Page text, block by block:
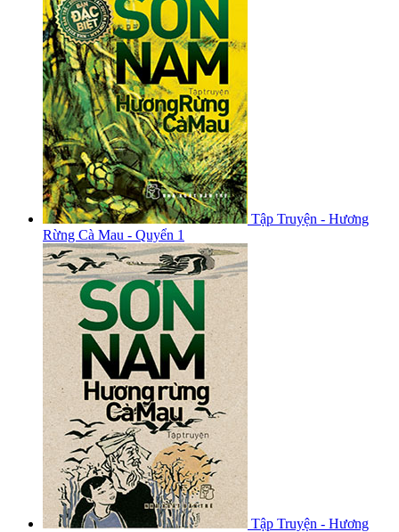
Tập Truyện - Hương
Rừng Cà Mau - Quyển 1
Tập Truyện - Hương